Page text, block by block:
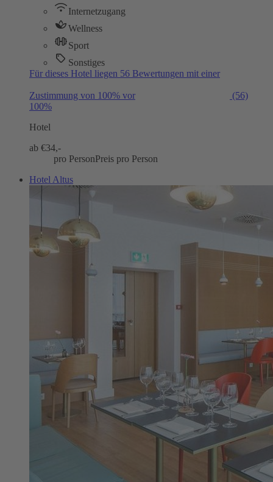
Internetzugang
Wellness
Sport
Sonstiges
Für dieses Hotel liegen 56 Bewertungen mit einer
Zustimmung von 100% vor
(56)
100%
Hotel
ab €34,-
pro PersonPreis pro Person
Hotel Altus